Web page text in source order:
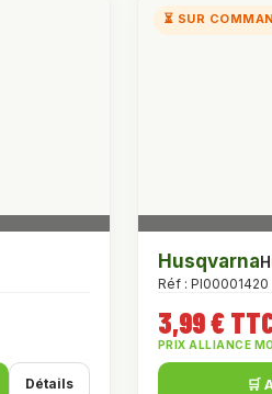
Détails
⏳ SUR
Husqvarna
Réf : PI00001420
3,99 €
PRIX ALLIANCE
🛒